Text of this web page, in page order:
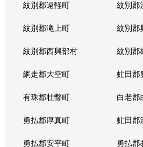
紋別郡遠軽町 紋別郡
紋別郡滝上町 紋別郡
紋別郡西興部村 紋別郡
網走郡大空町 虻田郡
有珠郡壮瞥町 白老郡
勇払郡厚真町 虻田郡
勇払郡安平町 勇払郡